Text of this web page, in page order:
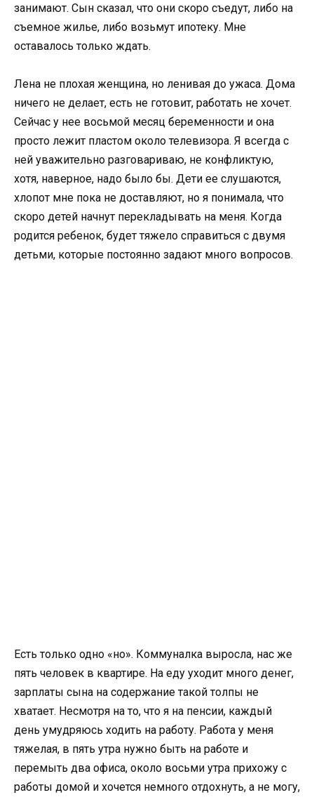
занимают. Сын сказал, что они скоро съедут, либо на
съемное жилье, либо возьмут ипотеку. Мне
оставалось только ждать.
Лена не плохая женщина, но ленивая до ужаса. Дома
ничего не делает, есть не готовит, работать не хочет.
Сейчас у нее восьмой месяц беременности и она
просто лежит пластом около телевизора. Я всегда с
ней уважительно разговариваю, не конфликтую,
хотя, наверное, надо было бы. Дети ее слушаются,
хлопот мне пока не доставляют, но я понимала, что
скоро детей начнут перекладывать на меня. Когда
родится ребенок, будет тяжело справиться с двумя
детьми, которые постоянно задают много вопросов.
Есть только одно «но». Коммуналка выросла, нас же
пять человек в квартире. На еду уходит много денег,
зарплаты сына на содержание такой толпы не
хватает. Несмотря на то, что я на пенсии, каждый
день умудряюсь ходить на работу. Работа у меня
тяжелая, в пять утра нужно быть на работе и
перемыть два офиса, около восьми утра прихожу с
работы домой и хочется немного отдохнуть, а не могу,